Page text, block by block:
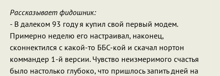
Рассказывает фидошник:
- В далеком 93 году я купил свой первый модем.
Примерно неделю его настраивал, наконец,
сконнектился с какой-то ББС-кой и скачал нортон
коммандер 1-й версии. Чувство неизмеримого счастья
было настолько глубоко, что пришлось запить дней на